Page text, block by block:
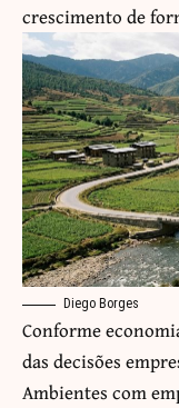
crescimento de
Diego Borges
Conforme
das decisões
Ambientes com